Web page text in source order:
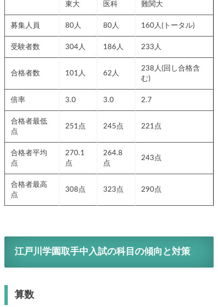
東大 医科 難関大
募集人員 80人 80人 160人(トータル)
受験者数 304人 186人 233人
合格者数 101人 62人
238人(回し合格含
む)
倍率 3.0 3.0 2.7
合格者最低
点
251点 245点 221点
合格者平均
点
270.1
点
264.8
点
243点
合格者最高
点
308点 323点 290点
江戸川学園取手中入試の科目の傾向と対策
算数